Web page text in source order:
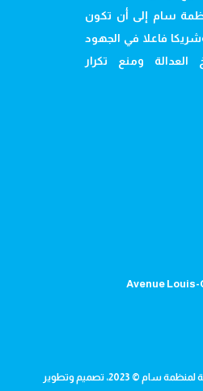
سام إلى أن تكون
فاعلا في الجهود
العدالة ومنع تكرار
Avenue Louis-
© 2023، تصميم وتطوير